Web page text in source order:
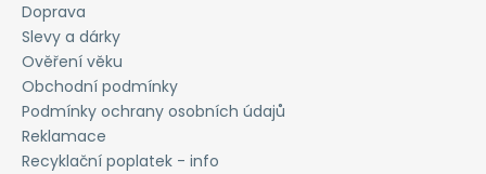
Doprava
Slevy a dárky
Ověření věku
Obchodní podmínky
Podmínky ochrany osobních údajů
Reklamace
Recyklační poplatek - info